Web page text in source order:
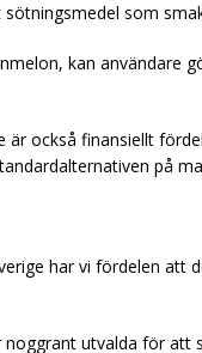
som
kan användare
är också finansiellt
på
har vi fördelen att
utvalda för att